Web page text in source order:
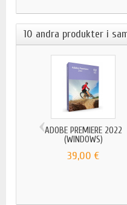
10 andra produkter i
ADOBE PREMIERE 2022
(WINDOWS)
39,00 €
‹